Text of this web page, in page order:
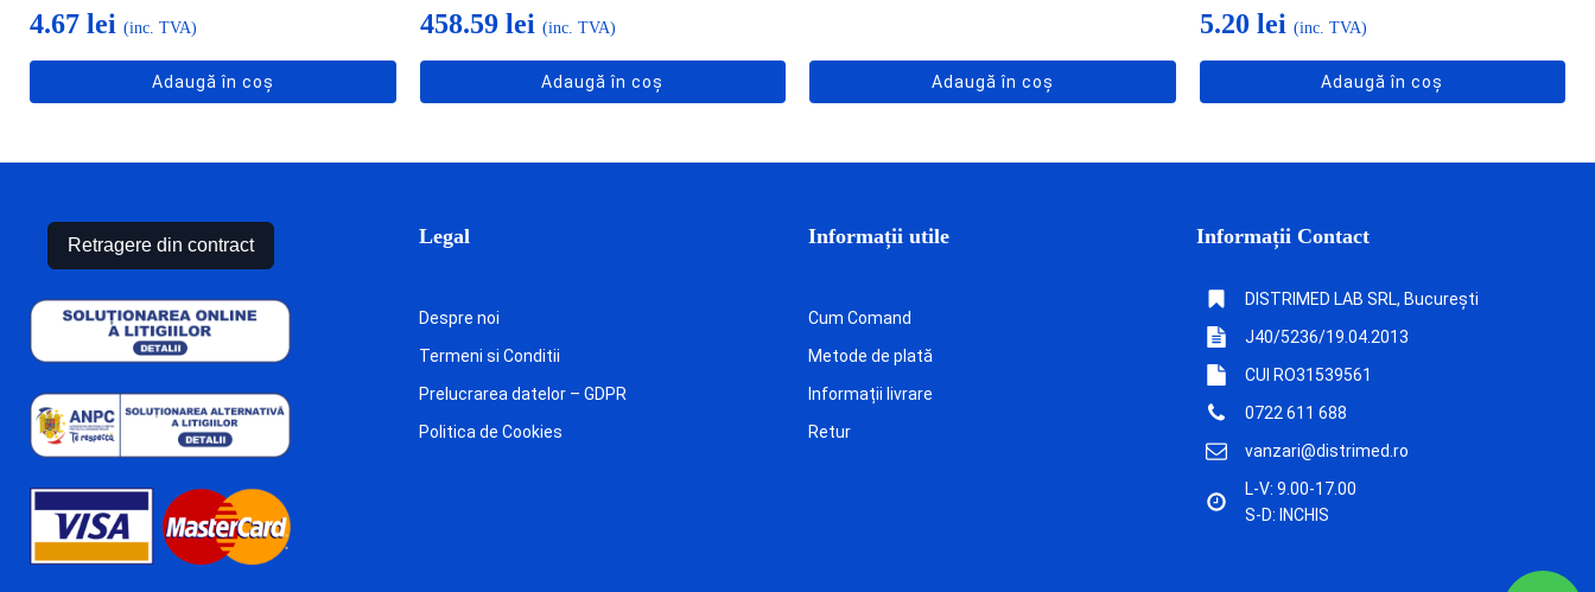
4.67 lei (inc. TVA)
Adaugă în coș
458.59 lei (inc. TVA)
Adaugă în coș Adaugă în coș
5.20 lei (inc. TVA)
Adaugă în coș
Retragere din contract Legal
Despre noi
Termeni si Conditii
Prelucrarea datelor – GDPR
Politica de Cookies
Informații utile
Cum Comand
Metode de plată
Informații livrare
Retur
Informații Contact
DISTRIMED LAB SRL, București
J40/5236/19.04.2013
CUI RO31539561
0722 611 688
vanzari@distrimed.ro
L-V: 9.00-17.00
S-D: INCHIS